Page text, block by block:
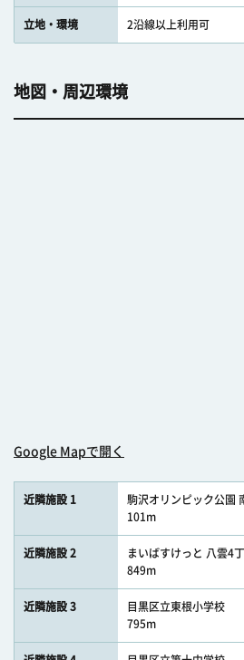
立地・環境 2沿線以上利用可
地図・周辺環境
Google Mapで開く
近隣施設 1
駒沢オリンピック公園
101m
近隣施設 2
まいばすけっと 八雲4
849m
近隣施設 3
目黒区立東根小学校
795m